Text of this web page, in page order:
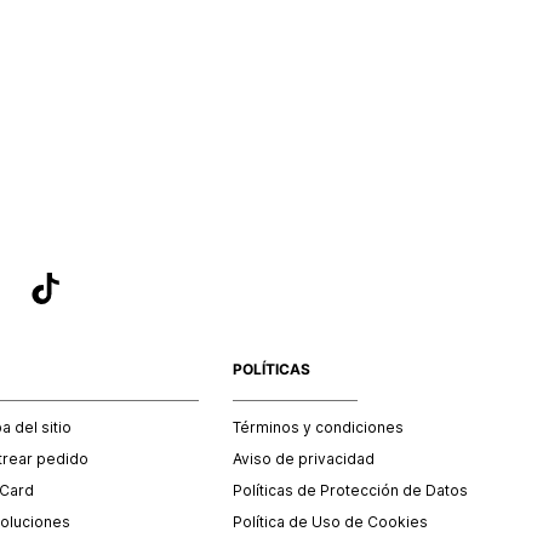
del sitio
pedido
POLÍTICAS
Términos y condiciones
Aviso de privacidad
Políticas de Protección de Datos
Política de Uso de Cookies